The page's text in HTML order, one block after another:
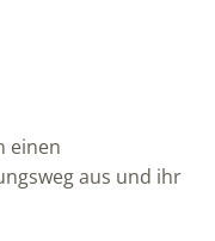
einen
aus und ihr